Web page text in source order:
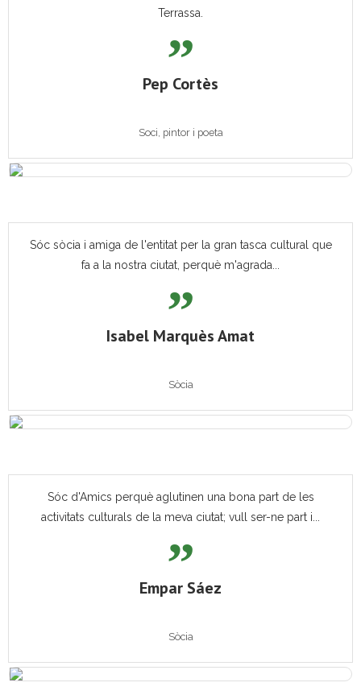
Terrassa.
Pep Cortès
Soci, pintor i poeta
Sóc sòcia i amiga de l'entitat per la gran tasca cultural que
fa a la nostra ciutat, perquè m'agrada...
Isabel Marquès Amat
Sòcia
Sóc d'Amics perquè aglutinen una bona part de les
activitats culturals de la meva ciutat; vull ser-ne part i...
Empar Sáez
Sòcia